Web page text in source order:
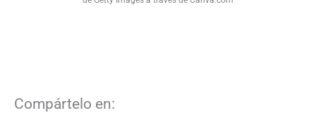
Compártelo en: